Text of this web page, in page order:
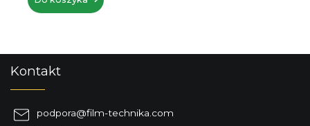
Kontakt
podpora@film-technika.com